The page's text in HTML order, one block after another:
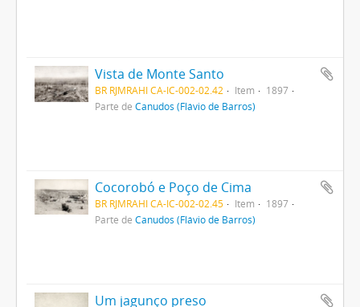
Vista de Monte Santo
BR RJMRAHI CA-IC-002-02.42 Item
1897
Parte de Canudos (Flávio de Barros)
Cocorobó e Poço de Cima
BR RJMRAHI CA-IC-002-02.45 Item
1897
Parte de Canudos (Flávio de Barros)
Um jagunço preso